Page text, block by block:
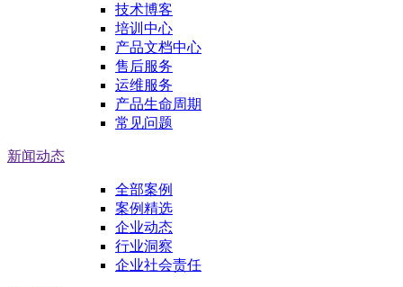
技术博客
培训中心
产品文档中心
售后服务
运维服务
产品生命周期
常见问题
新闻动态
全部案例
案例精选
企业动态
行业洞察
企业社会责任